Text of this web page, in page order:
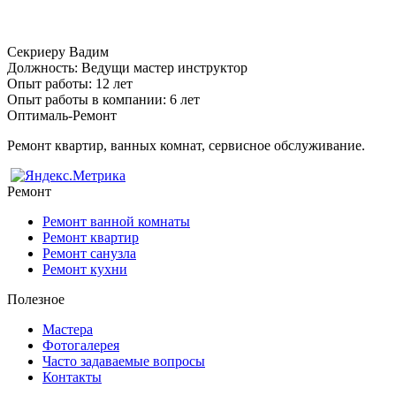
Секриеру Вадим
Должность: Ведущи мастер инструктор
Опыт работы: 12 лет
Опыт работы в компании: 6 лет
Оптималь-Ремонт
Ремонт квартир, ванных комнат, сервисное обслуживание.
Ремонт
Ремонт ванной комнаты
Ремонт квартир
Ремонт санузла
Ремонт кухни
Полезное
Мастера
Фотогалерея
Часто задаваемые вопросы
Контакты